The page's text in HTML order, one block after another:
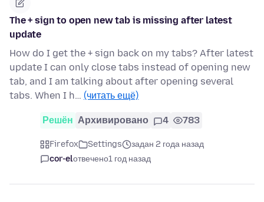
The + sign to open new tab is missing after latest
update
How do I get the + sign back on my tabs? After latest
update I can only close tabs instead of opening new
tab, and I am talking about after opening several
tabs. When I h… (читать ещё)
Решён Архивировано 4 783
Firefox Settings
задан 2 года назад
cor-elотвечено1 год назад